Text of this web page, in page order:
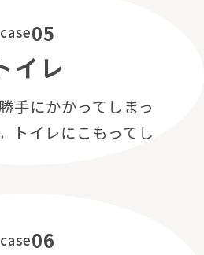
case05
イレ
手にかかってしまっ
トイレにこもってし
case06